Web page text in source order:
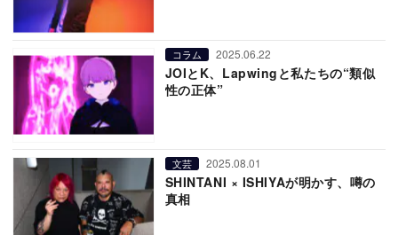
コラム 2025.06.22
JOIとK、Lapwingと私たちの“類似
性の正体”
文芸 2025.08.01
SHINTANI × ISHIYAが明かす、噂の
真相